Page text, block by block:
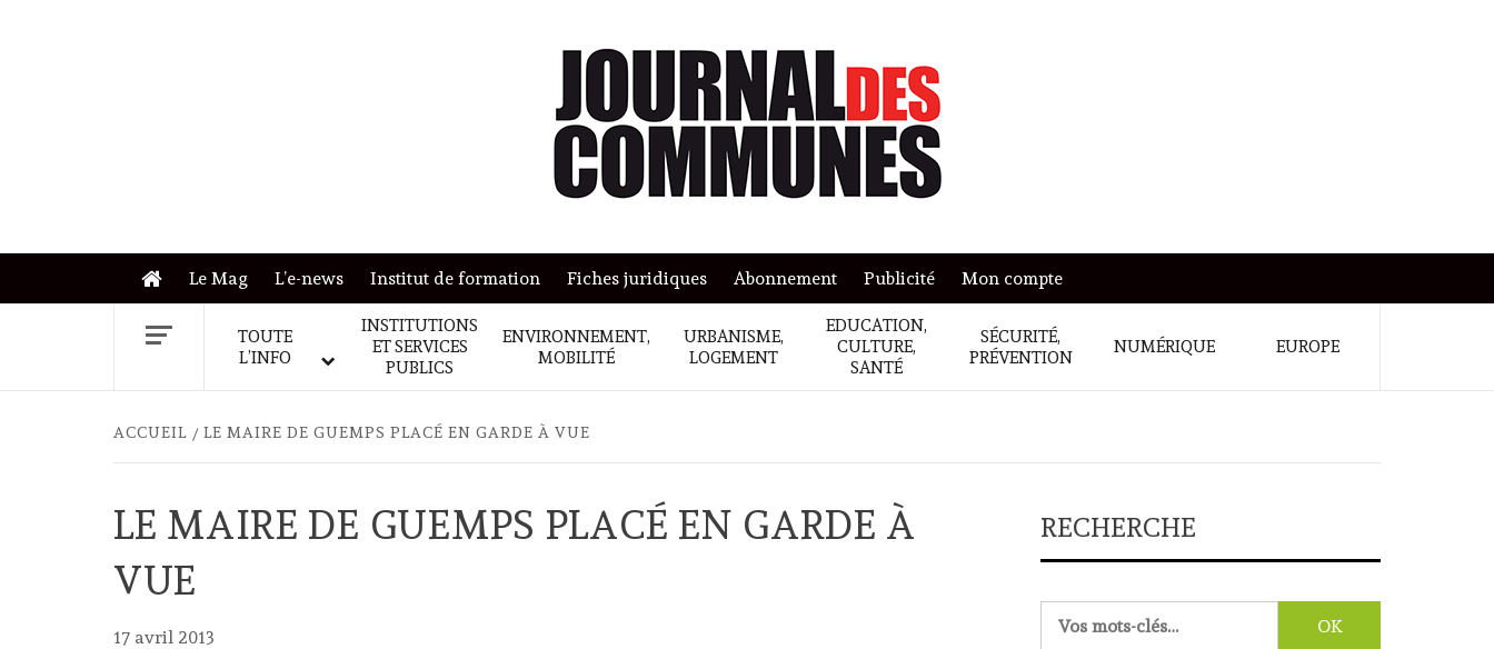
Le Mag L’e-news Institut de formation Fiches juridiques Abonnement Publicité Mon compte
TOUTE
L’INFO
INSTITUTIONS
ET SERVICES
PUBLICS
ENVIRONNEMENT,
MOBILITÉ
URBANISME,
LOGEMENT
EDUCATION,
CULTURE,
SANTÉ
SÉCURITÉ,
PRÉVENTION
NUMÉRIQUE EUROPE
ACCUEIL LE MAIRE DE GUEMPS PLACÉ EN GARDE À VUE
LE MAIRE DE GUEMPS PLACÉ EN GARDE À
VUE
17 avril 2013
RECHERCHE